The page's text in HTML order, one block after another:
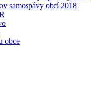
samospávy obcí 2018
obce